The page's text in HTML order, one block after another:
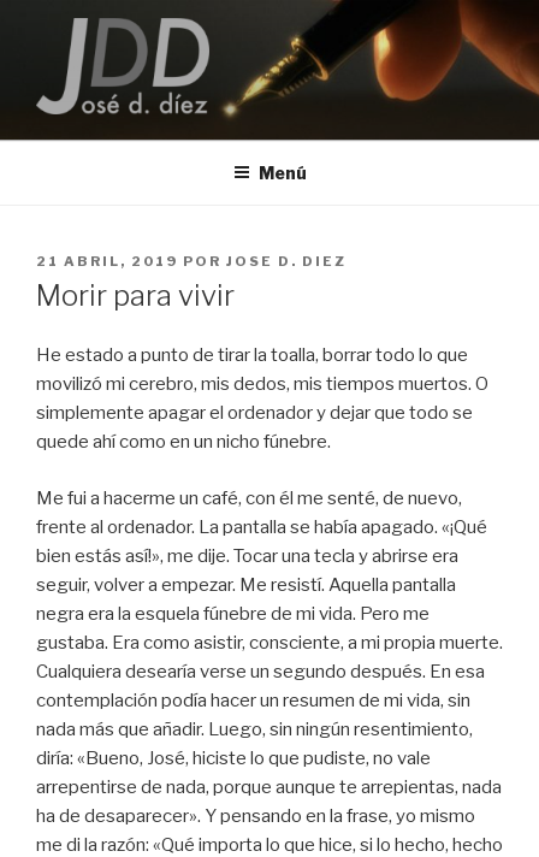
contenido
JOSE D. DIEZ
Menú
PUBLICADO
EL
21 ABRIL, 2019 POR JOSE D. DIEZ
Morir para vivir
He estado a punto de tirar la toalla, borrar todo lo que
movilizó mi cerebro, mis dedos, mis tiempos muertos. O
simplemente apagar el ordenador y dejar que todo se
quede ahí como en un nicho fúnebre.
Me fui a hacerme un café, con él me senté, de nuevo,
frente al ordenador. La pantalla se había apagado. «¡Qué
bien estás así!», me dije. Tocar una tecla y abrirse era
seguir, volver a empezar. Me resistí. Aquella pantalla
negra era la esquela fúnebre de mi vida. Pero me
gustaba. Era como asistir, consciente, a mi propia muerte.
Cualquiera desearía verse un segundo después. En esa
contemplación podía hacer un resumen de mi vida, sin
nada más que añadir. Luego, sin ningún resentimiento,
diría: «Bueno, José, hiciste lo que pudiste, no vale
arrepentirse de nada, porque aunque te arrepientas, nada
ha de desaparecer». Y pensando en la frase, yo mismo
me di la razón: «Qué importa lo que hice, si lo hecho, hecho